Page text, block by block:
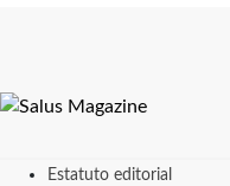
Estatuto editorial